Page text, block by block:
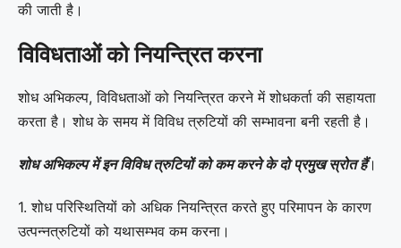
की जाती है।
विविधताओं को नियन्त्रित करना
शोध अभिकल्प, विविधताओं को नियन्त्रित करने में शोधकर्ता की सहायता
करता है। शोध के समय में विविध त्रुटियों की सम्भावना बनी रहती है।
शोध अभिकल्प में इन विविध त्रुटियों को कम करने के दो प्रमुख स्रोत हैं।
1. शोध परिस्थितियों को अधिक नियन्त्रित करते हुए परिमापन के कारण
उत्पन्नत्रुटियों को यथासम्भव कम करना।